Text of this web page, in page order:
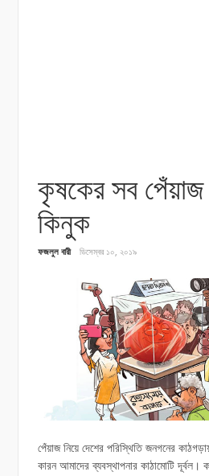
কৃষকের সব
কিনুক
ফজলুল বারী ডিসেম্বর ১০, ২০১৯
পেঁয়াজ নিয়ে দেশের পরিস্থিতি জনগনের
কারন আমাদের ব্যবস্থাপনার কাঠামোটি দূর্বল।